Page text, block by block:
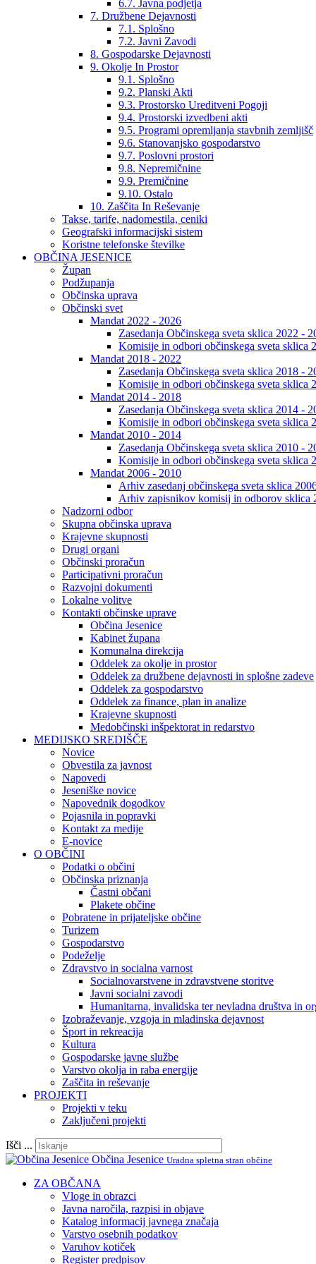
6.7. Javna podjetja
7. Družbene Dejavnosti
7.1. Splošno
7.2. Javni Zavodi
8. Gospodarske Dejavnosti
9. Okolje In Prostor
9.1. Splošno
9.2. Planski Akti
9.3. Prostorsko Ureditveni Pogoji
9.4. Prostorski izvedbeni akti
9.5. Programi opremljanja stavbnih zemljišč
9.6. Stanovanjsko gospodarstvo
9.7. Poslovni prostori
9.8. Nepremičnine
9.9. Premičnine
9.10. Ostalo
10. Zaščita In Reševanje
Takse, tarife, nadomestila, ceniki
Geografski informacijski sistem
Koristne telefonske številke
OBČINA JESENICE
Župan
Podžupanja
Občinska uprava
Občinski svet
Mandat 2022 - 2026
Zasedanja Občinskega sveta sklica 2022 -
Komisije in odbori občinskega sveta sklica
Mandat 2018 - 2022
Zasedanja Občinskega sveta sklica 2018 -
Komisije in odbori občinskega sveta sklica
Mandat 2014 - 2018
Zasedanja Občinskega sveta sklica 2014 -
Komisije in odbori občinskega sveta sklica
Mandat 2010 - 2014
Zasedanja Občinskega sveta sklica 2010 -
Komisije in odbori občinskega sveta sklica
Mandat 2006 - 2010
Arhiv zasedanj občinskega sveta sklica
Arhiv zapisnikov komisij in odborov sklica
Nadzorni odbor
Skupna občinska uprava
Krajevne skupnosti
Drugi organi
Občinski proračun
Participativni proračun
Razvojni dokumenti
Lokalne volitve
Kontakti občinske uprave
Občina Jesenice
Kabinet župana
Komunalna direkcija
Oddelek za okolje in prostor
Oddelek za družbene dejavnosti in splošne zadeve
Oddelek za gospodarstvo
Oddelek za finance, plan in analize
Krajevne skupnosti
Medobčinski inšpektorat in redarstvo
MEDIJSKO SREDIŠČE
Novice
Obvestila za javnost
Napovedi
Jeseniške novice
Napovednik dogodkov
Pojasnila in popravki
Kontakt za medije
E-novice
O OBČINI
Podatki o občini
Občinska priznanja
Častni občani
Plakete občine
Pobratene in prijateljske občine
Turizem
Gospodarstvo
Podeželje
Zdravstvo in socialna varnost
Socialnovarstvene in zdravstvene storitve
Javni socialni zavodi
Humanitarna, invalidska ter nevladna društva in
Izobraževanje, vzgoja in mladinska dejavnost
Šport in rekreacija
Kultura
Gospodarske javne službe
Varstvo okolja in raba energije
Zaščita in reševanje
PROJEKTI
Projekti v teku
Zaključeni projekti
Išči ...
Občina Jesenice Uradna spletna stran občine
ZA OBČANA
Vloge in obrazci
Javna naročila, razpisi in objave
Katalog informacij javnega značaja
Varstvo osebnih podatkov
Varuhov kotiček
Register predpisov